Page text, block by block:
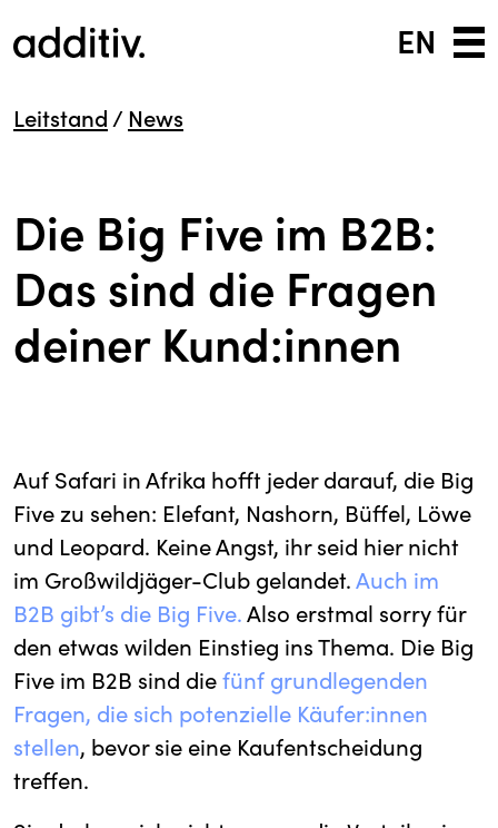
EN
Leitstand/ News
Die Big Five im B2B:
Das sind die Fragen
deiner Kund:innen
Auf Safari in Afrika hofft jeder darauf, die Big
Five zu sehen: Elefant, Nashorn, Büffel, Löwe
und Leopard. Keine Angst, ihr seid hier nicht
im Großwildjäger-Club gelandet.Auch im
B2B gibt’s die Big Five.Also erstmal sorry für
den etwas wilden Einstieg ins Thema. Die Big
Five im B2B sind diefünf grundlegenden
Fragen, die sich potenzielle Käufer:innen
stellen, bevor sie eine Kaufentscheidung
treffen.